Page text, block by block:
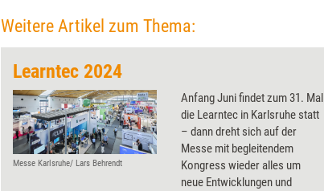
Weitere Artikel zum Thema:
Learntec 2024
Messe Karlsruhe/ Lars Behrendt
Anfang Juni findet zum 31. Mal
die Learntec in Karlsruhe statt
– dann dreht sich auf der
Messe mit begleitendem
Kongress wieder alles um
neue Entwicklungen und